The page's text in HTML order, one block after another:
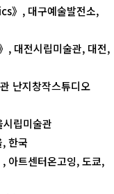
》, 대구예술발전소,
, 대전시립미술관, 대전,
난지창작스튜디오
립미술관
한국
아트센터온고잉, 도쿄,